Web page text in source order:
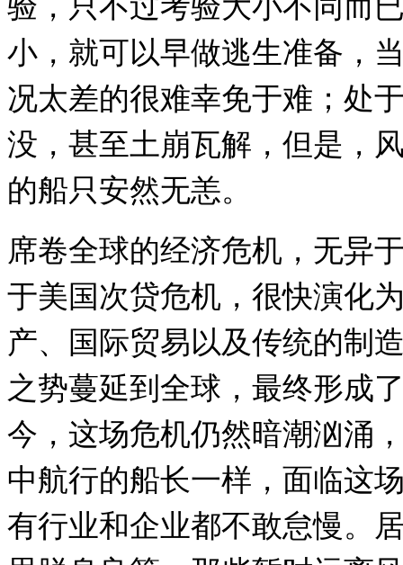
验，只不过考验大小不同而
小，就可以早做逃生准备，
况太差的很难幸免于难；处
没，甚至土崩瓦解，但是，
的船只安然无恙。
席卷全球的经济危机，无异
于美国次贷危机，很快演化
产、国际贸易以及传统的制
之势蔓延到全球，最终形成
今，这场危机仍然暗潮汹涌
中航行的船长一样，面临这
有行业和企业都不敢怠慢。